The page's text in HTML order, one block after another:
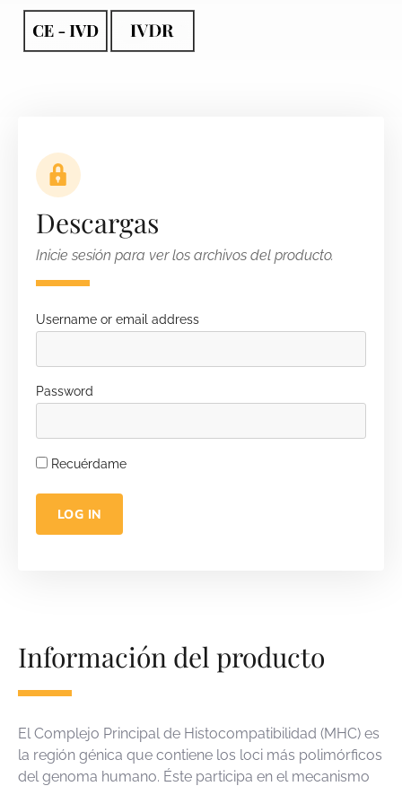
Información del producto
El Complejo Principal de Histocompatibilidad (MHC) es
la región génica que contiene los loci más polimórficos
del genoma humano. Éste participa en el mecanismo
Descargas
Inicie sesión para ver los archivos del producto.
Username or email address
Password
Recuérdame
LOG IN